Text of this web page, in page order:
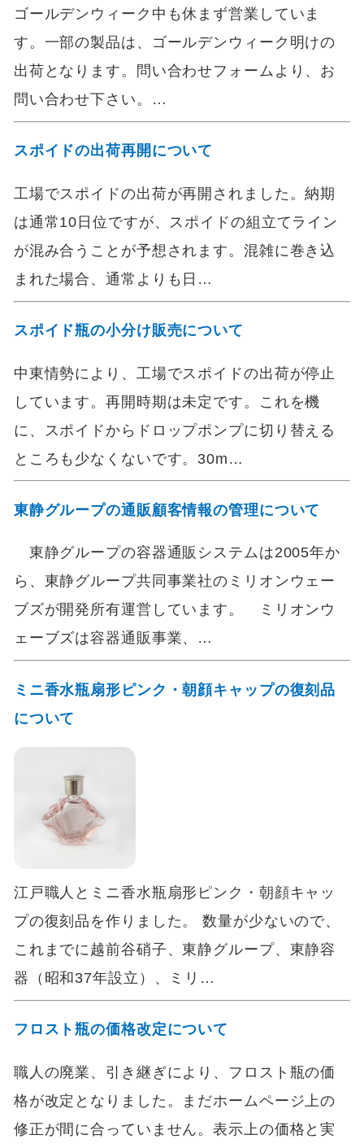
ゴールデンウィーク中も休まず営業していま
す。一部の製品は、ゴールデンウィーク明けの
出荷となります。問い合わせフォームより、お
問い合わせ下さい。…
スポイドの出荷再開について
工場でスポイドの出荷が再開されました。納期
は通常10日位ですが、スポイドの組立てライン
が混み合うことが予想されます。混雑に巻き込
まれた場合、通常よりも日…
スポイド瓶の小分け販売について
中東情勢により、工場でスポイドの出荷が停止
しています。再開時期は未定です。これを機
に、スポイドからドロップポンプに切り替える
ところも少なくないです。30m…
東静グループの通販顧客情報の管理について
東静グループの容器通販システムは2005年か
ら、東静グループ共同事業社のミリオンウェー
ブズが開発所有運営しています。 ミリオンウ
ェーブズは容器通販事業、…
ミニ香水瓶扇形ピンク・朝顔キャップの復刻品
について
江戸職人とミニ香水瓶扇形ピンク・朝顔キャッ
プの復刻品を作りました。 数量が少ないので、
これまでに越前谷硝子、東静グループ、東静容
器（昭和37年設立）、ミリ…
フロスト瓶の価格改定について
職人の廃業、引き継ぎにより、フロスト瓶の価
格が改定となりました。まだホームページ上の
修正が間に合っていません。表示上の価格と実